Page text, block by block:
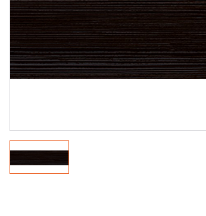
ХДФ
ДВПО
ФАНЕРА